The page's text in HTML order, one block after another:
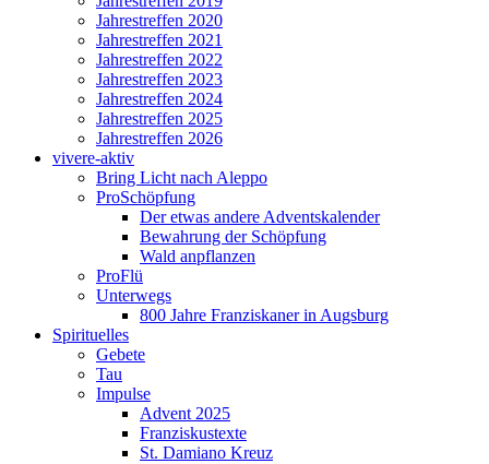
Jahrestreffen 2020
Jahrestreffen 2021
Jahrestreffen 2022
Jahrestreffen 2023
Jahrestreffen 2024
Jahrestreffen 2025
Jahrestreffen 2026
vivere-aktiv
Bring Licht nach Aleppo
ProSchöpfung
Der etwas andere Adventskalender
Bewahrung der Schöpfung
Wald anpflanzen
ProFlü
Unterwegs
800 Jahre Franziskaner in Augsburg
Spirituelles
Gebete
Tau
Impulse
Advent 2025
Franziskustexte
St. Damiano Kreuz